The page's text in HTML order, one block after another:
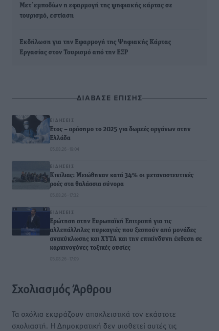
Μετ΄εμποδίων η εφαρμογή της ψηφιακής κάρτας σε
τουρισμό, εστίαση
Εκδήλωση για την Εφαρμογή της Ψηφιακής Κάρτας
Εργασίας στον Τουρισμό από την ΕΞΡ
ΔΙΑΒΑΣΕ ΕΠΙΣΗΣ
ΕΙΔΉΣΕΙΣ
Έτος – ορόσημο το 2025 για δωρεές οργάνων στην
Ελλάδα
05.08.26 · 19:04
ΕΙΔΉΣΕΙΣ
Κικίλιας: Μειώθηκαν κατά 34% οι μεταναστευτικές
ροές στα θαλάσσια σύνορα
05.08.26 · 17:32
ΕΙΔΉΣΕΙΣ
Ερώτηση στην Ευρωπαϊκή Επιτροπή για τις
αλλεπάλληλες πυρκαγιές που ξεσπούν από μονάδες
ανακύκλωσης και ΧΥΤΑ και την επικίνδυνη έκθεση σε
καρκινογόνες τοξικές ουσίες
05.08.26 · 17:09
Σχολιασμός Άρθρου
Τα σχόλια εκφράζουν αποκλειστικά τον εκάστοτε
σχολιαστή. Η Δημοκρατική δεν υιοθετεί αυτές τις